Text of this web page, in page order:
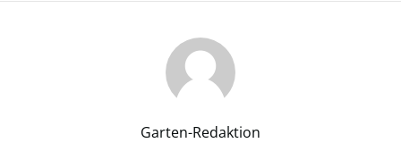
Garten-Redaktion